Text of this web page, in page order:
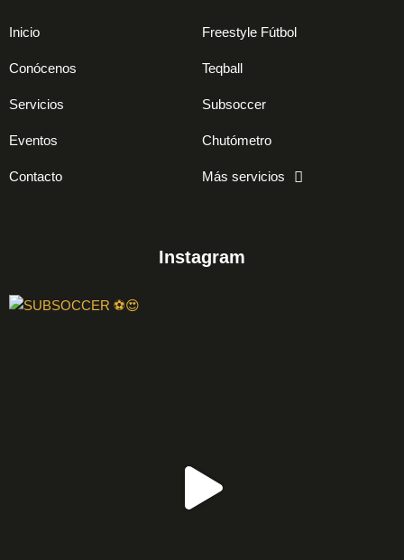
Inicio
Conócenos
Servicios
Eventos
Contacto
Freestyle Fútbol
Teqball
Subsoccer
Chutómetro
Más servicios
Instagram